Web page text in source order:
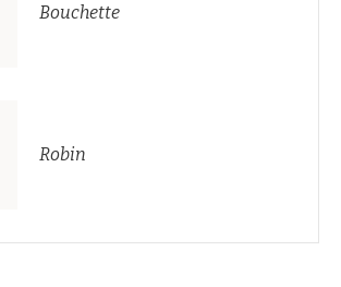
Bouchette
Robin